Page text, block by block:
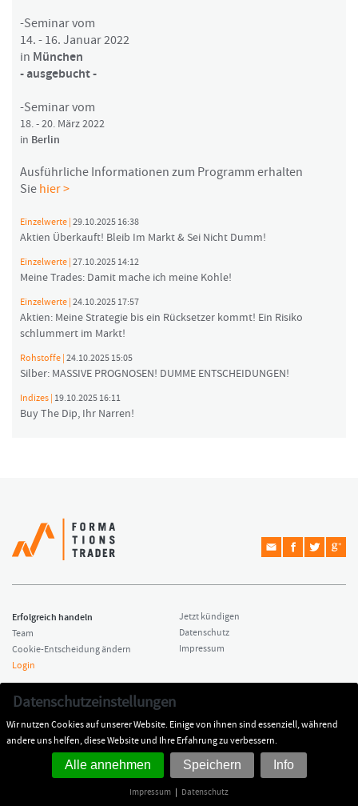
-Seminar vom
14. - 16. Januar 2022
in München
- ausgebucht -
-Seminar vom
18. - 20. März 2022
in Berlin
Ausführliche Informationen zum Programm erhalten
Sie hier >
Einzelwerte | 29.10.2025 16:38
Aktien Überkauft! Bleib Im Markt & Sei Nicht Dumm!
Einzelwerte | 27.10.2025 14:12
Meine Trades: Damit mache ich meine Kohle!
Einzelwerte | 24.10.2025 17:57
Aktien: Meine Strategie bis ein Rücksetzer kommt! Ein Risiko
schlummert im Markt!
Rohstoffe | 24.10.2025 15:05
Silber: MASSIVE PROGNOSEN! DUMME ENTSCHEIDUNGEN!
Indizes | 19.10.2025 16:11
Buy The Dip, Ihr Narren!
Erfolgreich handeln
Team
Cookie-Entscheidung ändern
Datenschutzeinstellungen
Wir nutzen Cookies auf unserer Website. Einige von ihnen sind essenziell, während
andere uns helfen, diese Website und Ihre Erfahrung zu verbessern.
Alle annehmen Speichern Info
Impressum | Datenschutz
Login
Jetzt kündigen
Datenschutz
Impressum
Copyright © 2026 Formationstrader
Impressum
kontakt@formationstrader.de